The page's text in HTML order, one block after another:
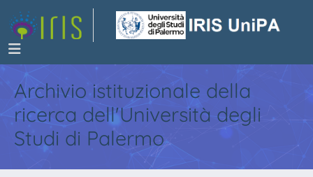
Archivio istituzionale della
ricerca dell'Università degli
Studi di Palermo